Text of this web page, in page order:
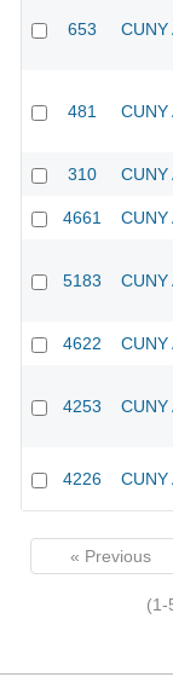
653 CUNY
481 CUNY
310 CUNY
4661 CUNY
5183 CUNY
4622 CUNY
4253 CUNY
4226 CUNY
« Previous
(1-